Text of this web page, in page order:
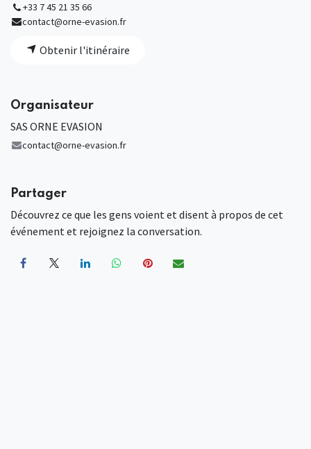
+33 7 45 21 35 66
contact@orne-evasion.fr
Obtenir l'itinéraire
Organisateur
SAS ORNE EVASION
contact@orne-evasion.fr
Partager
Découvrez ce que les gens voient et disent à propos de cet
événement et rejoignez la conversation.